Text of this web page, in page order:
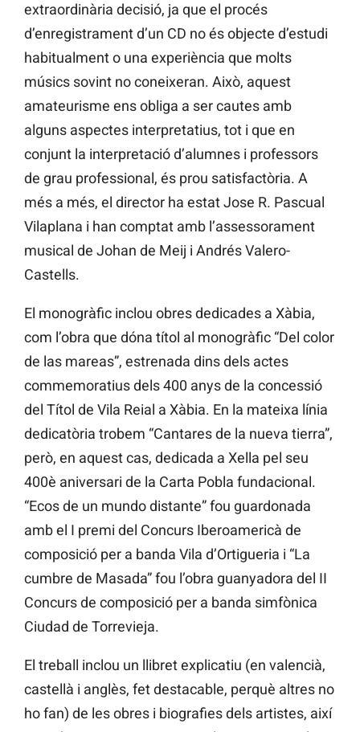
extraordinària decisió, ja que el procés
d’enregistrament d’un CD no és objecte d’estudi
habitualment o una experiència que molts
músics sovint no coneixeran. Això, aquest
amateurisme ens obliga a ser cautes amb
alguns aspectes interpretatius, tot i que en
conjunt la interpretació d’alumnes i professors
de grau professional, és prou satisfactòria. A
més a més, el director ha estat Jose R. Pascual
Vilaplana i han comptat amb l’assessorament
musical de Johan de Meij i Andrés Valero-
Castells.
El monogràfic inclou obres dedicades a Xàbia,
com l’obra que dóna títol al monogràfic “Del color
de las mareas”, estrenada dins dels actes
commemoratius dels 400 anys de la concessió
del Títol de Vila Reial a Xàbia. En la mateixa línia
dedicatòria trobem “Cantares de la nueva tierra”,
però, en aquest cas, dedicada a Xella pel seu
400è aniversari de la Carta Pobla fundacional.
“Ecos de un mundo distante” fou guardonada
amb el I premi del Concurs Iberoamericà de
composició per a banda Vila d’Ortigueria i “La
cumbre de Masada” fou l’obra guanyadora del II
Concurs de composició per a banda simfònica
Ciudad de Torrevieja.
El treball inclou un llibret explicatiu (en valencià,
castellà i anglès, fet destacable, perquè altres no
ho fan) de les obres i biografies dels artistes, així